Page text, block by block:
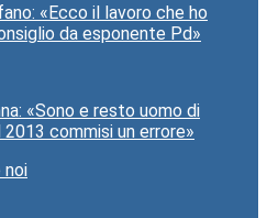
«Ecco il lavoro che ho
da esponente Pd»
«Sono e resto uomo di
2013 commisi un errore»
noi